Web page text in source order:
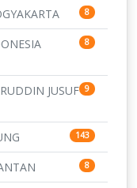
8
8
JUSUF 9
143
8